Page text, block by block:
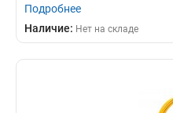
Подробнее
Наличие: Нет на складе